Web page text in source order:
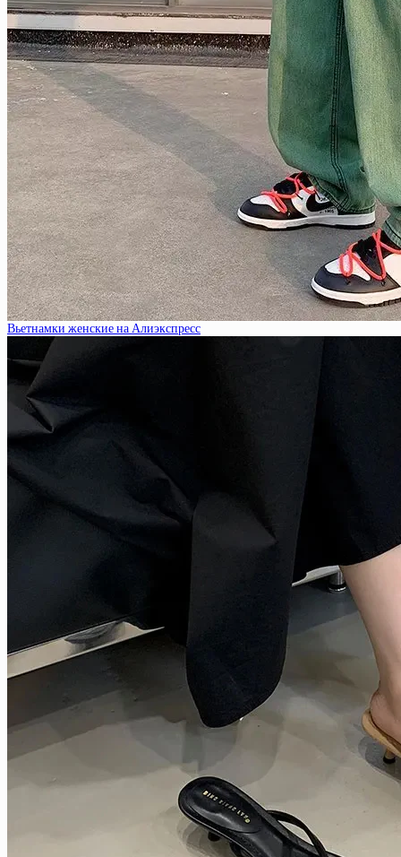
Вьетнамки женские на Алиэкспресс